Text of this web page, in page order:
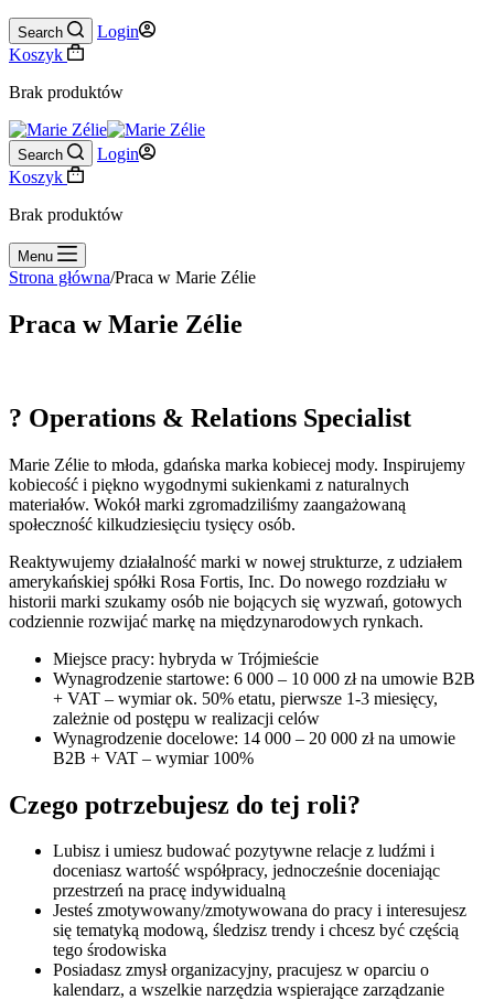
Search
Login
Koszyk
Brak produktów
Search
Login
Koszyk
Brak produktów
Menu
Strona główna/Praca w Marie Zélie
Praca w Marie Zélie
?️ Operations & Relations Specialist
Marie Zélie to młoda, gdańska marka kobiecej mody. Inspirujemy
kobiecość i piękno wygodnymi sukienkami z naturalnych
materiałów. Wokół marki zgromadziliśmy zaangażowaną
społeczność kilkudziesięciu tysięcy osób.
Reaktywujemy działalność marki w nowej strukturze, z udziałem
amerykańskiej spółki Rosa Fortis, Inc. Do nowego rozdziału w
historii marki szukamy osób nie bojących się wyzwań, gotowych
codziennie rozwijać markę na międzynarodowych rynkach.
Miejsce pracy: hybryda w Trójmieście
Wynagrodzenie startowe: 6 000 – 10 000 zł na umowie B2B
+ VAT – wymiar ok. 50% etatu, pierwsze 1-3 miesięcy,
zależnie od postępu w realizacji celów
Wynagrodzenie docelowe: 14 000 – 20 000 zł na umowie
B2B + VAT – wymiar 100%
Czego potrzebujesz do tej roli?
Lubisz i umiesz budować pozytywne relacje z ludźmi i
doceniasz wartość współpracy, jednocześnie doceniając
przestrzeń na pracę indywidualną
Jesteś zmotywowany/zmotywowana do pracy i interesujesz
się tematyką modową, śledzisz trendy i chcesz być częścią
tego środowiska
Posiadasz zmysł organizacyjny, pracujesz w oparciu o
kalendarz, a wszelkie narzędzia wspierające zarządzanie